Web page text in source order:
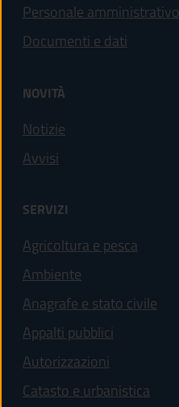
Personale amministrativo
Documenti e dati
NOVITÀ
Notizie
Avvisi
SERVIZI
Agricoltura e pesca
Ambiente
Anagrafe e stato civile
Appalti pubblici
Autorizzazioni
Catasto e urbanistica